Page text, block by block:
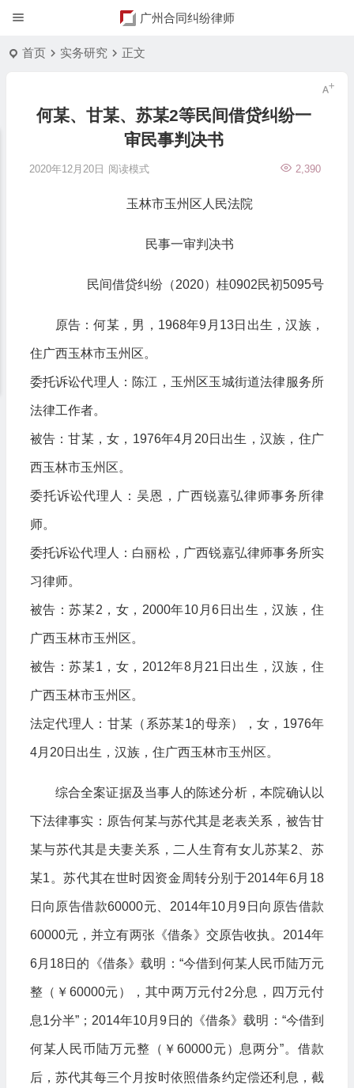
广州合同纠纷律师
首页 实务研究 正文
何某、甘某、苏某2等民间借贷纠纷一
审民事判决书
2020年12月20日 2,390
阅读模式
玉林市玉州区人民法院
民事一审判决书
民间借贷纠纷（2020）桂0902民初5095号
原告：何某，男，1968年9月13日出生，汉族，
住广西玉林市玉州区。
委托诉讼代理人：陈江，玉州区玉城街道法律服务所
法律工作者。
被告：甘某，女，1976年4月20日出生，汉族，住广
西玉林市玉州区。
委托诉讼代理人：吴恩，广西锐嘉弘律师事务所律
师。
委托诉讼代理人：白丽松，广西锐嘉弘律师事务所实
习律师。
被告：苏某2，女，2000年10月6日出生，汉族，住
广西玉林市玉州区。
被告：苏某1，女，2012年8月21日出生，汉族，住
广西玉林市玉州区。
法定代理人：甘某（系苏某1的母亲），女，1976年
4月20日出生，汉族，住广西玉林市玉州区。
综合全案证据及当事人的陈述分析，本院确认以
下法律事实：原告何某与苏代其是老表关系，被告甘
某与苏代其是夫妻关系，二人生育有女儿苏某2、苏
某1。苏代其在世时因资金周转分别于2014年6月18
日向原告借款60000元、2014年10月9日向原告借款
60000元，并立有两张《借条》交原告收执。2014年
6月18日的《借条》载明：“今借到何某人民币陆万元
整（￥60000元），其中两万元付2分息，四万元付
息1分半”；2014年10月9日的《借条》载明：“今借到
何某人民币陆万元整（￥60000元）息两分”。借款
后，苏代其每三个月按时依照借条约定偿还利息，截